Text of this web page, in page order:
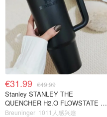
€31.99 €49.99
Stanley STANLEY THE
QUENCHER H2.O FLOWSTATE 保
温杯 1.18L 黑色
Breuninger 1011人感兴趣